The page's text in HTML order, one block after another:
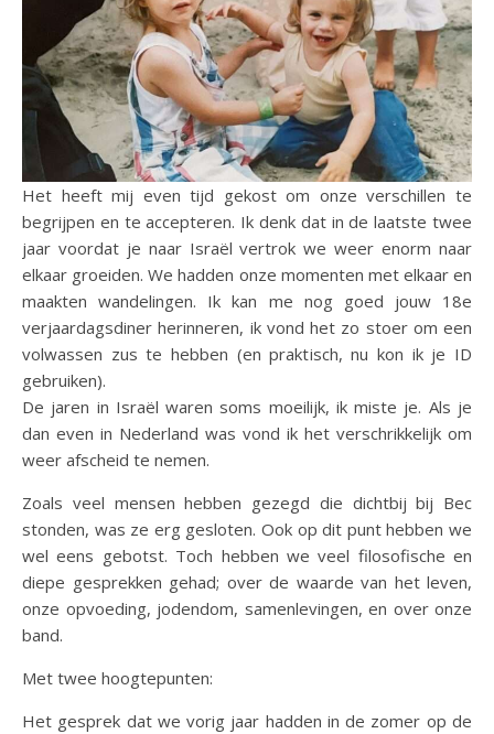
Het heeft mij even tijd gekost om onze verschillen te
begrijpen en te accepteren. Ik denk dat in de laatste twee
jaar voordat je naar Israël vertrok we weer enorm naar
elkaar groeiden. We hadden onze momenten met elkaar en
maakten wandelingen. Ik kan me nog goed jouw 18e
verjaardagsdiner herinneren, ik vond het zo stoer om een
volwassen zus te hebben (en praktisch, nu kon ik je ID
gebruiken).
De jaren in Israël waren soms moeilijk, ik miste je. Als je
dan even in Nederland was vond ik het verschrikkelijk om
weer afscheid te nemen.
Zoals veel mensen hebben gezegd die dichtbij bij Bec
stonden, was ze erg gesloten. Ook op dit punt hebben we
wel eens gebotst. Toch hebben we veel filosofische en
diepe gesprekken gehad; over de waarde van het leven,
onze opvoeding, jodendom, samenlevingen, en over onze
band.
Met twee hoogtepunten:
Het gesprek dat we vorig jaar hadden in de zomer op de